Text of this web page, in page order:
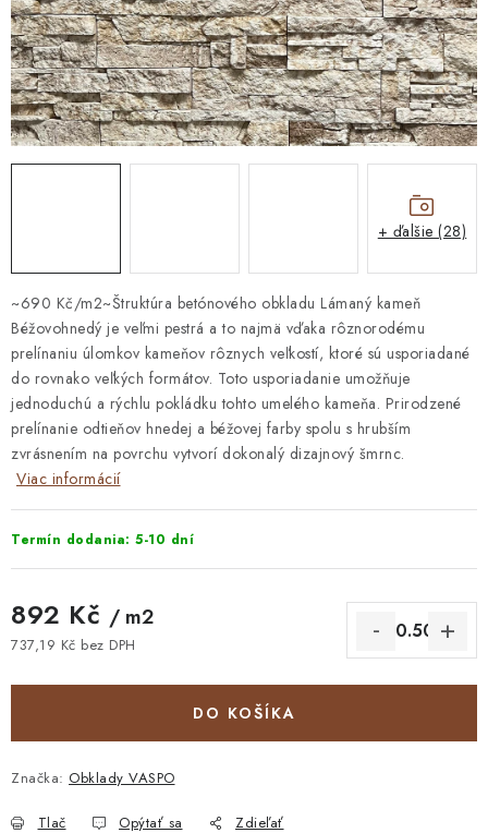
VZORKOVÉ OBKLADY
KONTAKT DOPRAVA A PLATBA
VZORKOVŇA
GDPR
~690 Kč/m2~Štruktúra betónového obkladu Lámaný kameň
Béžovohnedý je veľmi pestrá a to najmä vďaka rôznorodému
prelínaniu úlomkov kameňov rôznych veľkostí, ktoré sú usporiadané
do rovnako veľkých formátov. Toto usporiadanie umožňuje
jednoduchú a rýchlu pokládku tohto umelého kameňa. Prirodzené
prelínanie odtieňov hnedej a béžovej farby spolu s hrubším
zvrásnením na povrchu vytvorí dokonalý dizajnový šmrnc.
Viac informácií
Termín dodania: 5-10 dní
892 Kč / m2
737,19 Kč bez DPH
DO KOŠÍKA
Značka: Obklady VASPO
Tlač Opýtať sa Zdieľať
+ ďalšie (28)